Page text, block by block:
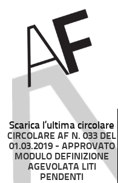
Scarica l’ultima circolare
CIRCOLARE AF N. 033 DEL
01.03.2019 - APPROVATO
MODULO DEFINIZIONE
AGEVOLATA LITI
PENDENTI